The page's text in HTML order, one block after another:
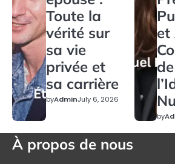
Toute la
vérité sur
sa vie
privée et
sa carrière
byAdminJuly 6, 2026
et
de
by
À propos de nous